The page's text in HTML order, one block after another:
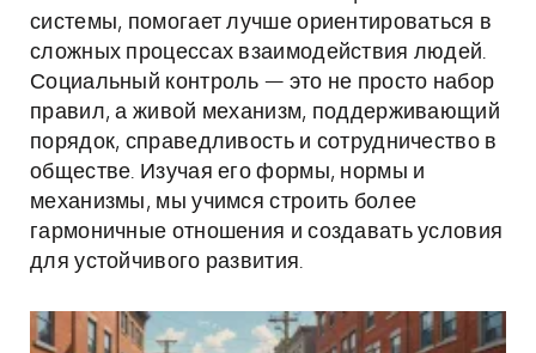
системы, помогает лучше ориентироваться в
сложных процессах взаимодействия людей.
Социальный контроль — это не просто набор
правил, а живой механизм, поддерживающий
порядок, справедливость и сотрудничество в
обществе. Изучая его формы, нормы и
механизмы, мы учимся строить более
гармоничные отношения и создавать условия
для устойчивого развития.